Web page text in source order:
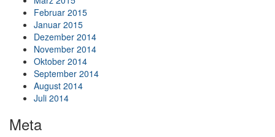
Februar 2015
Januar 2015
Dezember 2014
November 2014
Oktober 2014
September 2014
August 2014
Juli 2014
Meta